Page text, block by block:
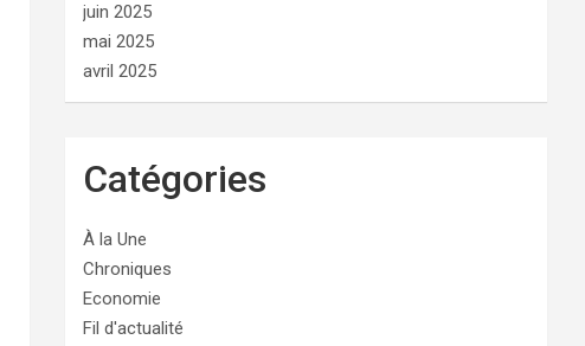
juin 2025
mai 2025
avril 2025
Catégories
À la Une
Chroniques
Economie
Fil d'actualité